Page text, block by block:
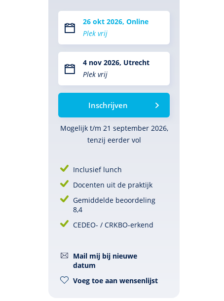
26 okt 2026, Online
Plek vrij
4 nov 2026, Utrecht
Plek vrij
Inschrijven
Mogelijk t/m 21 september 2026,
tenzij eerder vol
Inclusief lunch
Docenten uit de praktijk
Gemiddelde beoordeling
8,4
CEDEO- / CRKBO-erkend
Mail mij bij nieuwe
datum
Voeg toe aan wensenlijst